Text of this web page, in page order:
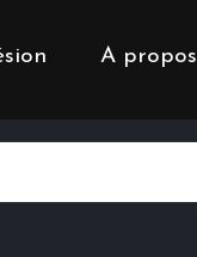
A propos
à notre